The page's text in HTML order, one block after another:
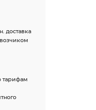
доставка
тарифам